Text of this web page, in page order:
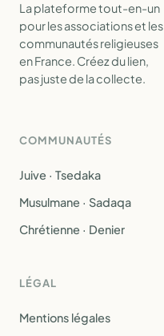
La plateforme tout-en-un
pour les associations et les
communautés religieuses
en France. Créez du lien,
pas juste de la collecte.
COMMUNAUTÉS
Juive · Tsedaka
Musulmane · Sadaqa
Chrétienne · Denier
LÉGAL
Mentions légales